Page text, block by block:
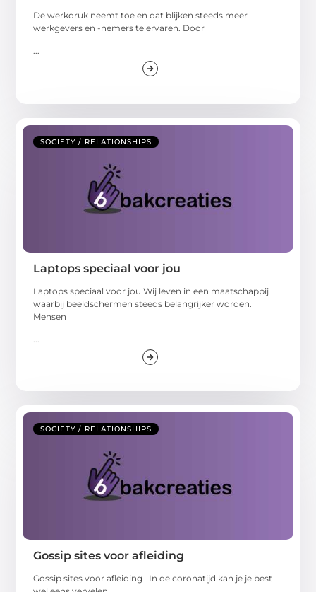
De werkdruk neemt toe en dat blijken steeds meer
werkgevers en -nemers te ervaren. Door
...
SOCIETY / RELATIONSHIPS
Laptops speciaal voor jou
Laptops speciaal voor jou Wij leven in een maatschappij
waarbij beeldschermen steeds belangrijker worden.
Mensen
...
SOCIETY / RELATIONSHIPS
Gossip sites voor afleiding
Gossip sites voor afleiding In de coronatijd kan je je best